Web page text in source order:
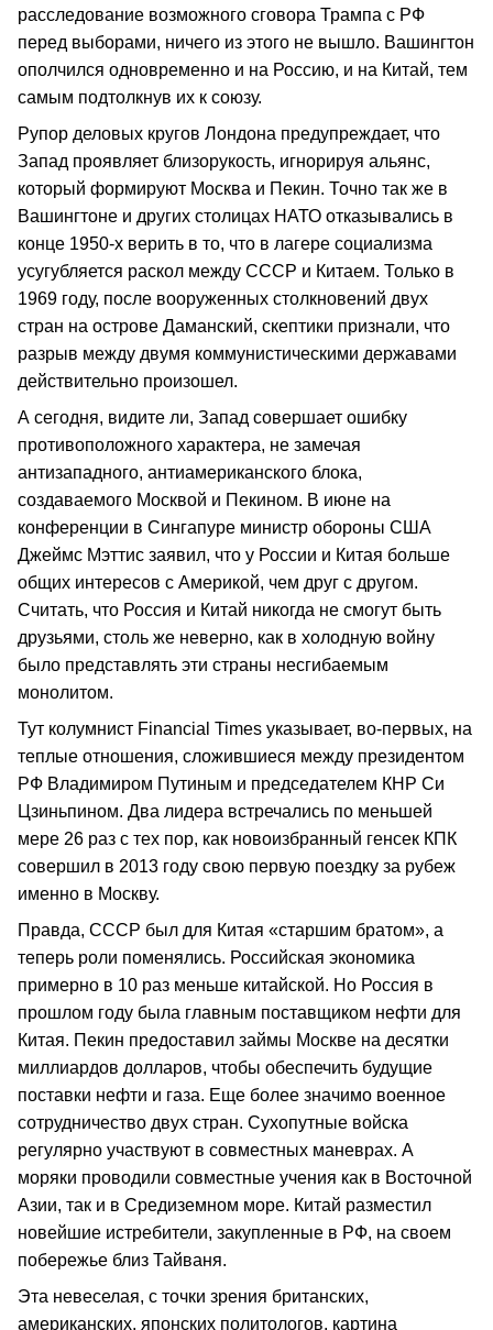
расследование возможного сговора Трампа с РФ
перед выборами, ничего из этого не вышло. Вашингтон
ополчился одновременно и на Россию, и на Китай, тем
самым подтолкнув их к союзу.
Рупор деловых кругов Лондона предупреждает, что
Запад проявляет близорукость, игнорируя альянс,
который формируют Москва и Пекин. Точно так же в
Вашингтоне и других столицах НАТО отказывались в
конце 1950-х верить в то, что в лагере социализма
усугубляется раскол между СССР и Китаем. Только в
1969 году, после вооруженных столкновений двух
стран на острове Даманский, скептики признали, что
разрыв между двумя коммунистическими державами
действительно произошел.
А сегодня, видите ли, Запад совершает ошибку
противоположного характера, не замечая
антизападного, антиамериканского блока,
создаваемого Москвой и Пекином. В июне на
конференции в Сингапуре министр обороны США
Джеймс Мэттис заявил, что у России и Китая больше
общих интересов с Америкой, чем друг с другом.
Считать, что Россия и Китай никогда не смогут быть
друзьями, столь же неверно, как в холодную войну
было представлять эти страны несгибаемым
монолитом.
Тут колумнист Financial Times указывает, во-первых, на
теплые отношения, сложившиеся между президентом
РФ Владимиром Путиным и председателем КНР Си
Цзиньпином. Два лидера встречались по меньшей
мере 26 раз с тех пор, как новоизбранный генсек КПК
совершил в 2013 году свою первую поездку за рубеж
именно в Москву.
Правда, СССР был для Китая «старшим братом», а
теперь роли поменялись. Российская экономика
примерно в 10 раз меньше китайской. Но Россия в
прошлом году была главным поставщиком нефти для
Китая. Пекин предоставил займы Москве на десятки
миллиардов долларов, чтобы обеспечить будущие
поставки нефти и газа. Еще более значимо военное
сотрудничество двух стран. Сухопутные войска
регулярно участвуют в совместных маневрах. А
моряки проводили совместные учения как в Восточной
Азии, так и в Средиземном море. Китай разместил
новейшие истребители, закупленные в РФ, на своем
побережье близ Тайваня.
Эта невеселая, с точки зрения британских,
американских, японских политологов, картина